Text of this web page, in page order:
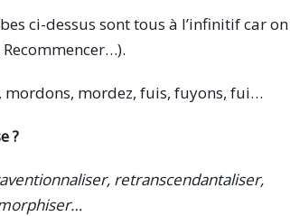
ci-dessus sont tous à l’infinitif car on
mordons, mordez, fuis, fuyons, fui…
?
retranscendantaliser,